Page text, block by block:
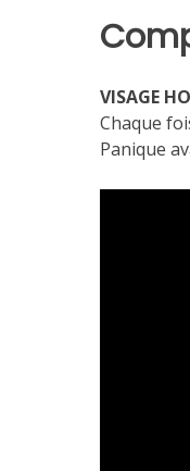
VISAGE
Chaque
Panique